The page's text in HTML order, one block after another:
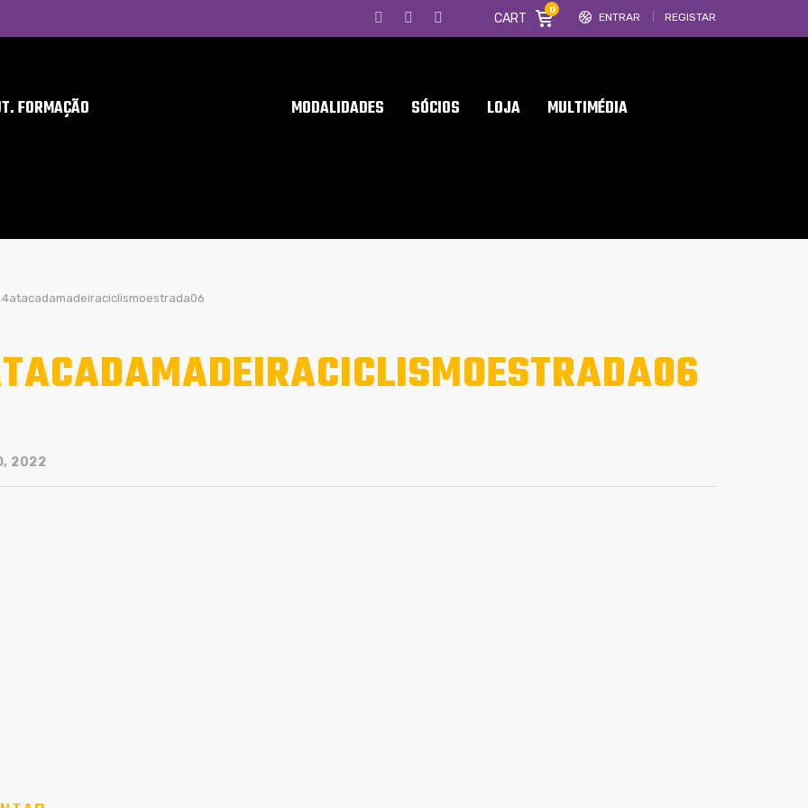
ENTRAR REGISTAR
CART
0
FORMAÇÃO MODALIDADES SÓCIOS LOJA MULTIMÉDIA
4atacadamadeiraciclismoestrada06
2022